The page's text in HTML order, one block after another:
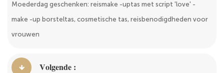
Moederdag geschenken: reismake -uptas met script 'love' -
make -up borsteltas, cosmetische tas, reisbenodigdheden voor
vrouwen
Volgende :